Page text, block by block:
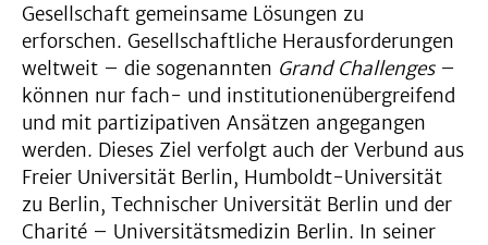
Gesellschaft gemeinsame Lösungen zu
erforschen. Gesellschaftliche Herausforderungen
weltweit – die sogenannten Grand Challenges–
können nur fach- und institutionenübergreifend
und mit partizipativen Ansätzen angegangen
werden. Dieses Ziel verfolgt auch der Verbund aus
Freier Universität Berlin, Humboldt-Universität
zu Berlin, Technischer Universität Berlin und der
Charité – Universitätsmedizin Berlin. In seiner